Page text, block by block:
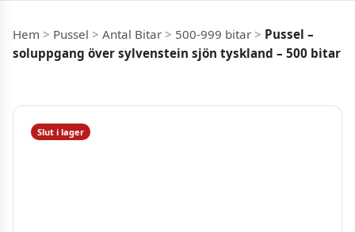
Hem > Pussel > Antal Bitar > 500-999 bitar > Pussel –
soluppgang över sylvenstein sjön tyskland – 500 bitar
Slut i lager